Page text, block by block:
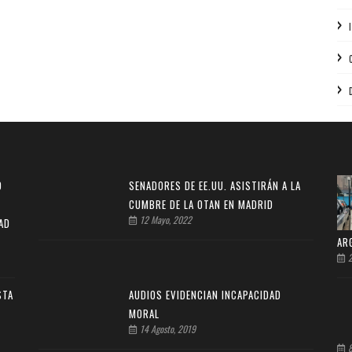
SENADORES DE EE.UU. ASISTIRÁN A LA
CUMBRE DE LA OTAN EN MADRID
12 Mayo, 2022
AUDIOS EVIDENCIAN INCAPACIDAD
MORAL
14 Agosto, 2019